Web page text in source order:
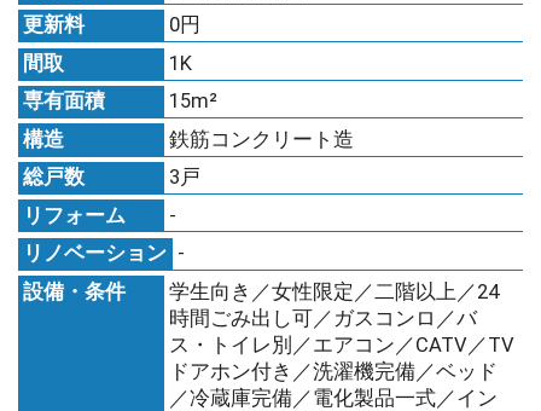
更新料
0円
間取
1K
専有面積
15m²
構造
鉄筋コンクリート造
総戸数
3戸
リフォーム
-
リノベーション -
設備・条件
学生向き／女性限定／二階以上／24
時間ごみ出し可／ガスコンロ／バ
ス・トイレ別／エアコン／CATV／TV
ドアホン付き／洗濯機完備／ベッド
／冷蔵庫完備／電化製品一式／イン